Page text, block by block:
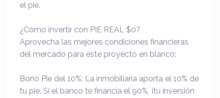
el pie.
¿Cómo invertir con PIE REAL $0?
Aprovecha las mejores condiciones financieras
del mercado para este proyecto en blanco:
Bono Pie del 10%: La inmobiliaria aporta el 10% de
tu pie. Si el banco te financia el 90%, ¡tu inversión